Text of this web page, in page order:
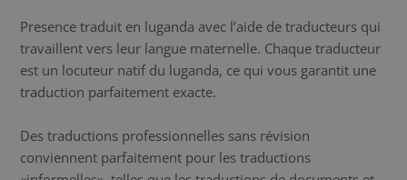
Presence traduit en luganda avec l’aide de traducteurs qui
travaillent vers leur langue maternelle. Chaque traducteur
est un locuteur natif du luganda, ce qui vous garantit une
traduction parfaitement exacte.
Des traductions professionnelles sans révision
conviennent parfaitement pour les traductions